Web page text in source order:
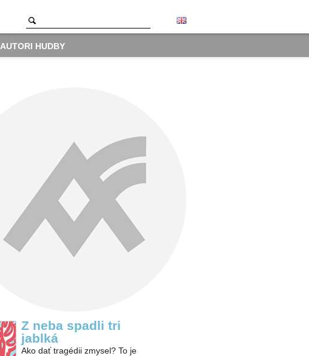
AUTORI HUDBY
Z neba spadli tri
jablká
Ako dať tragédii zmysel? To je